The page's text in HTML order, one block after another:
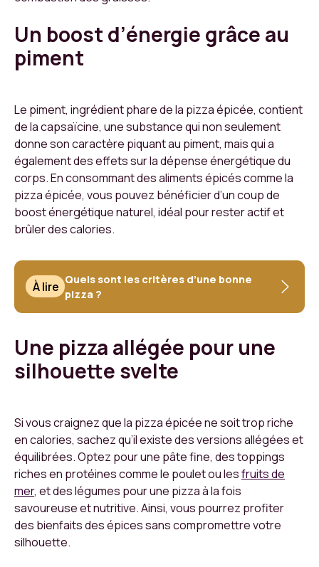
Un boost d’énergie grâce au
piment
Le piment, ingrédient phare de la pizza épicée, contient
de la capsaïcine, une substance qui non seulement
donne son caractère piquant au piment, mais qui a
également des effets sur la dépense énergétique du
corps. En consommant des aliments épicés comme la
pizza épicée, vous pouvez bénéficier d’un coup de
boost énergétique naturel, idéal pour rester actif et
brûler des calories.
À lire Quels sont les critères d’une bonne
pizza ?
Une pizza allégée pour une
silhouette svelte
Si vous craignez que la pizza épicée ne soit trop riche
en calories, sachez qu’il existe des versions allégées et
équilibrées. Optez pour une pâte fine, des toppings
riches en protéines comme le poulet ou lesfruits de
mer, et des légumes pour une pizza à la fois
savoureuse et nutritive. Ainsi, vous pourrez profiter
des bienfaits des épices sans compromettre votre
silhouette.